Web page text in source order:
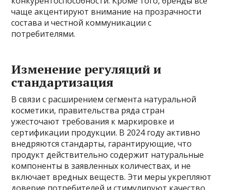
чаще акцентируют внимание на прозрачности
состава и честной коммуникации с
потребителями.
Изменение регуляций и
стандартизация
В связи с расширением сегмента натуральной
косметики, правительства ряда стран
ужесточают требования к маркировке и
сертификации продукции. В 2024 году активно
внедряются стандарты, гарантирующие, что
продукт действительно содержит натуральные
компоненты в заявленных количествах, и не
включает вредных веществ. Эти меры укрепляют